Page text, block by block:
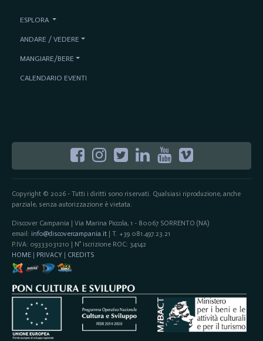
Copyright © 2026 - Tutti i diritti sono riservati. Qualsiasi riproduzione, anche
parziale, senza autorizzazione è vietata.
Discover Campania | Via Marina Piccola, 1 - 80067 SORRENTO (NA)
email: info@discovercampania.it| T. +39 081.497.23.21
P.IVA: 09333031210 | N° iscrizione ROC: 34142
HOME| PRIVACY | CREDITS
ESPLORA
ANDARE / VEDERE
MANGIARE/BERE
CALENDARIO EVENTI